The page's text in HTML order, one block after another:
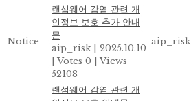
Notice
랜섬웨어 감염 관련 개
인정보 보호 추가 안내
문
aip_risk
2025.10.10
Votes 0
Views
52108
aip_risk
랜섬웨어 감염 관련 개